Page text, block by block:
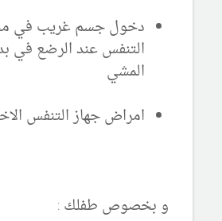
دخول جسم غريب في
التنفس عند الرضع في
المشي
امراض جهاز التنفس
و بخصوص طفلك :